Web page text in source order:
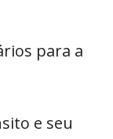
para a
e seu